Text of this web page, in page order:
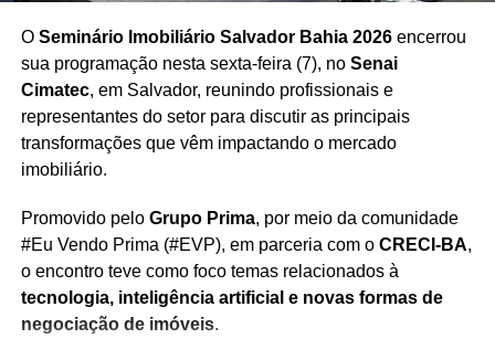
O Seminário Imobiliário Salvador Bahia 2026encerrou
sua programação nesta sexta-feira (7), no Senai
Cimatec, em Salvador, reunindo profissionais e
representantes do setor para discutir as principais
transformações que vêm impactando o mercado
imobiliário.
Promovido pelo Grupo Prima, por meio da comunidade
#Eu Vendo Prima (#EVP), em parceria com o CRECI-BA,
o encontro teve como foco temas relacionados à
tecnologia, inteligência artificial e novas formas de
negociação de imóveis.